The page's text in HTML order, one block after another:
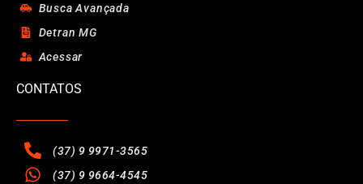
Busca Avançada
Detran MG
Acessar
CONTATOS
(37) 9 9971-3565
(37) 9 9664-4545